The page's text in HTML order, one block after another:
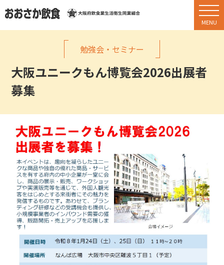
勉強会・セミナー
大阪ユニークもん博覧会2026出展者
募集